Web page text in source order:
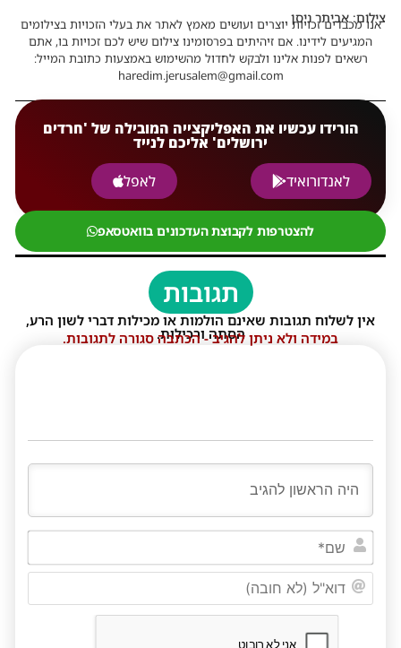
צילום: אביתר ניסן
אנו מכבדים זכויות יוצרים ועושים מאמץ לאתר את בעלי הזכויות בצילומים
המגיעים לידינו. אם זיהיתים בפרסומינו צילום שיש לכם זכויות בו, אתם
רשאים לפנות אלינו ולבקש לחדול מהשימוש באמצעות כתובת המייל:
haredim.jerusalem@gmail.com
הורידו עכשיו את האפליקצייה המובילה של 'חרדים
ירושלים' אליכם לנייד
לאנדורואיד
לאפל
להצטרפות לקבוצת העדכונים בוואטסאפ
תגובות
אין לשלוח תגובות שאינם הולמות או מכילות דברי לשון הרע,
הסתה ורכילות.
במידה ולא ניתן להגיב - הכתבה סגורה לתגובות.